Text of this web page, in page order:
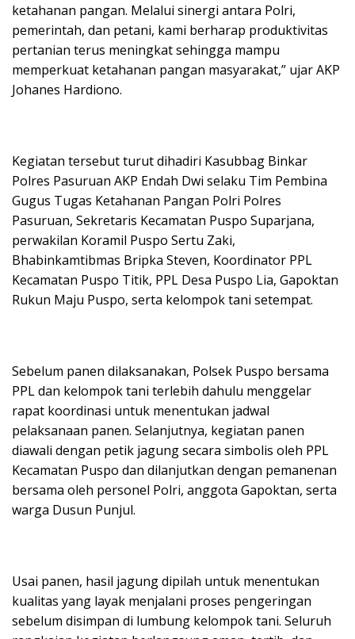
ketahanan pangan. Melalui sinergi antara Polri,
pemerintah, dan petani, kami berharap produktivitas
pertanian terus meningkat sehingga mampu
memperkuat ketahanan pangan masyarakat,” ujar AKP
Johanes Hardiono.
Kegiatan tersebut turut dihadiri Kasubbag Binkar
Polres Pasuruan AKP Endah Dwi selaku Tim Pembina
Gugus Tugas Ketahanan Pangan Polri Polres
Pasuruan, Sekretaris Kecamatan Puspo Suparjana,
perwakilan Koramil Puspo Sertu Zaki,
Bhabinkamtibmas Bripka Steven, Koordinator PPL
Kecamatan Puspo Titik, PPL Desa Puspo Lia, Gapoktan
Rukun Maju Puspo, serta kelompok tani setempat.
Sebelum panen dilaksanakan, Polsek Puspo bersama
PPL dan kelompok tani terlebih dahulu menggelar
rapat koordinasi untuk menentukan jadwal
pelaksanaan panen. Selanjutnya, kegiatan panen
diawali dengan petik jagung secara simbolis oleh PPL
Kecamatan Puspo dan dilanjutkan dengan pemanenan
bersama oleh personel Polri, anggota Gapoktan, serta
warga Dusun Punjul.
Usai panen, hasil jagung dipilah untuk menentukan
kualitas yang layak menjalani proses pengeringan
sebelum disimpan di lumbung kelompok tani. Seluruh